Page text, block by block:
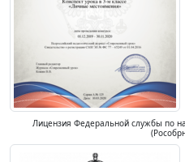
Лицензия Федеральной службы по